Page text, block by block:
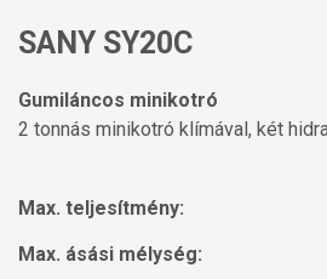
SANY SY20C
Gumiláncos minikotró
2 tonnás minikotró klímával, két
Max. teljesítmény:
Max. ásási mélység: